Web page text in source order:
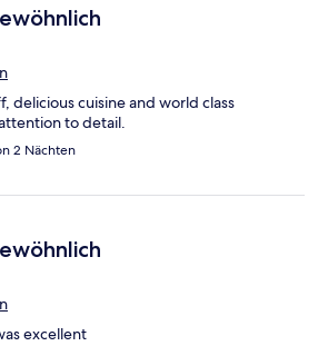
delicious cuisine and world class
to detail.
2 Nächten
excellent